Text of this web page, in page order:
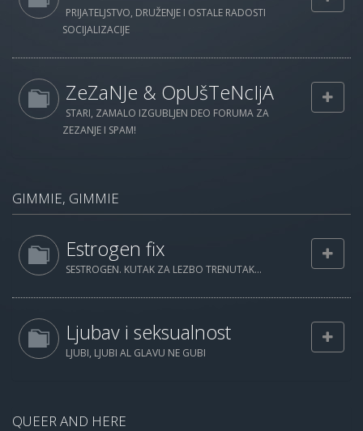
PRIJATELJSTVO, DRUŽENJE I OSTALE RADOSTI
SOCIJALIZACIJE
ZeZaNJe & OpUšTeNcIjA
STARI, ZAMALO IZGUBLJEN DEO FORUMA ZA
ZEZANJE I SPAM!
GIMMIE, GIMMIE
Estrogen fix
SESTROGEN. KUTAK ZA LEZBO TRENUTAK...
Ljubav i seksualnost
LJUBI, LJUBI AL GLAVU NE GUBI
QUEER AND HERE